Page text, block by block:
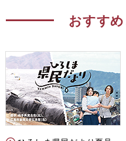
おすす